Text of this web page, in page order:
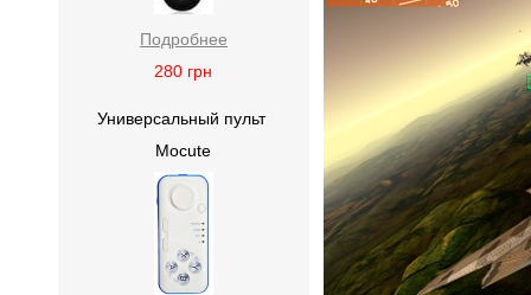
Подробнее
280 грн
Универсальный пульт
Mocute